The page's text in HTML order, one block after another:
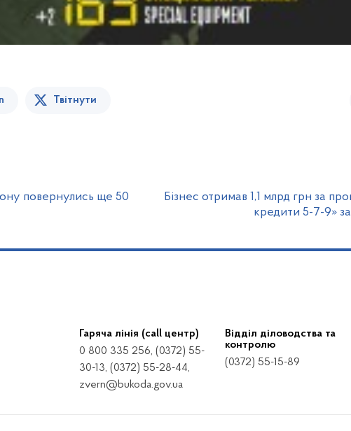
Твітнути
повернулись ще 50
Бізнес отримав 1,1 млрд грн за
кредити 5-7-9»
Гаряча лінія (call центр)
0 800 335 256, (0372) 55-
30-13, (0372) 55-28-44,
zvern@bukoda.gov.ua
Відділ діловодства та
контролю
(0372) 55-15-89